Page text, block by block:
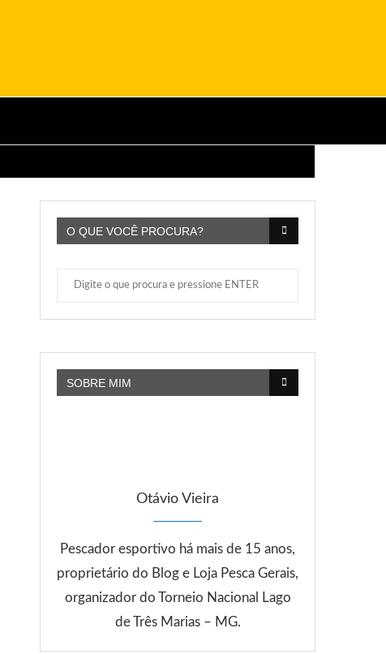
O QUE VOCÊ PROCURA?
SOBRE MIM
Otávio Vieira
Pescador esportivo há mais de 15 anos,
proprietário do Blog e Loja Pesca Gerais,
organizador do Torneio Nacional Lago
de Três Marias – MG.